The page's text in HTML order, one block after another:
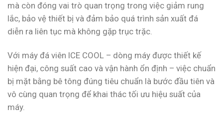
mà còn đóng vai trò quan trọng trong việc giảm rung
lắc, bảo vệ thiết bị và đảm bảo quá trình sản xuất đá
diễn ra liên tục mà không gặp trục trặc.
Với máy đá viên ICE COOL – dòng máy được thiết kế
hiện đại, công suất cao và vận hành ổn định – việc chuẩn
bị mặt bằng bê tông đúng tiêu chuẩn là bước đầu tiên và
vô cùng quan trọng để khai thác tối ưu hiệu suất của
máy.